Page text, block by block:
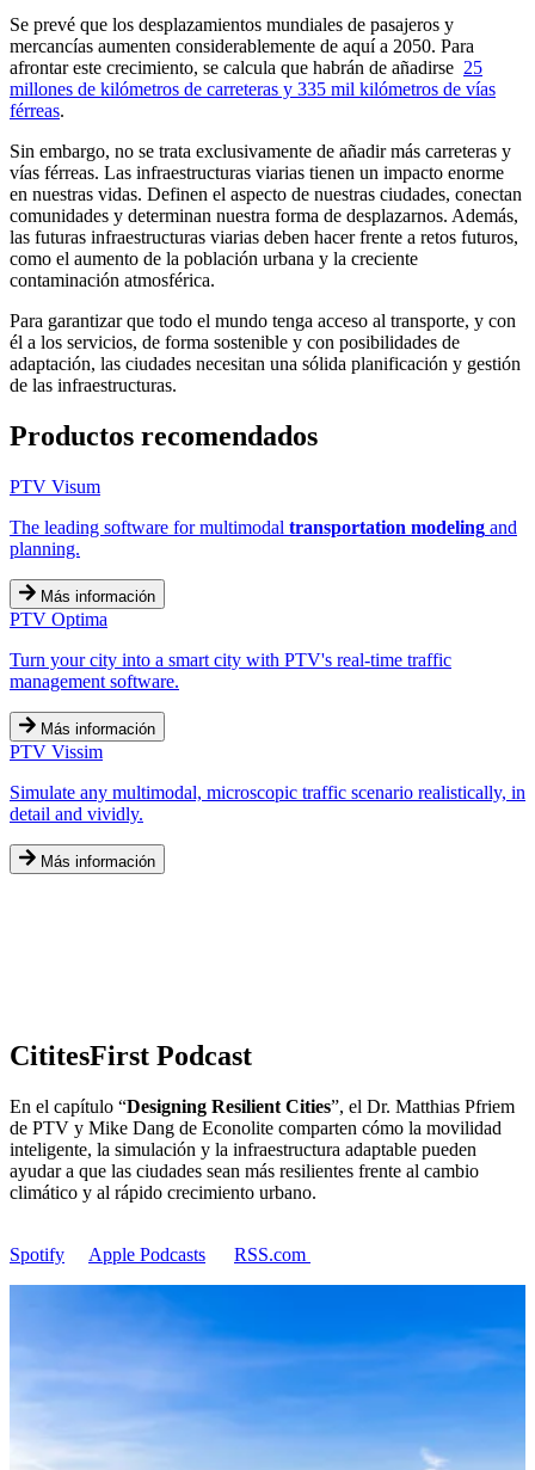
Se prevé que los desplazamientos mundiales de pasajeros y
mercancías aumenten considerablemente de aquí a 2050. Para
afrontar este crecimiento, se calcula que habrán de añadirse 25
millones de kilómetros de carreteras y 335 mil kilómetros de vías
férreas.
Sin embargo, no se trata exclusivamente de añadir más carreteras y
vías férreas. Las infraestructuras viarias tienen un impacto enorme
en nuestras vidas. Definen el aspecto de nuestras ciudades, conectan
comunidades y determinan nuestra forma de desplazarnos. Además,
las futuras infraestructuras viarias deben hacer frente a retos futuros,
como el aumento de la población urbana y la creciente
contaminación atmosférica.
Para garantizar que todo el mundo tenga acceso al transporte, y con
él a los servicios, de forma sostenible y con posibilidades de
adaptación, las ciudades necesitan una sólida planificación y gestión
de las infraestructuras.
Productos recomendados
PTV Visum
The leading software for multimodal transportation modeling and
planning.
Más información
PTV Optima
Turn your city into a smart city with PTV's real-time traffic
management software.
Más información
PTV Vissim
Simulate any multimodal, microscopic traffic scenario realistically, in
detail and vividly.
Más información
CititesFirst Podcast
En el capítulo “Designing Resilient Cities”, el Dr. Matthias Pfriem
de PTV y Mike Dang de Econolite comparten cómo la movilidad
inteligente, la simulación y la infraestructura adaptable pueden
ayudar a que las ciudades sean más resilientes frente al cambio
climático y al rápido crecimiento urbano.
Spotify Apple Podcasts RSS.com